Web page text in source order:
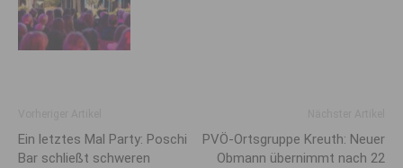
Ein letztes Mal Party: Poschi
Bar schließt schweren
PVÖ-Ortsgruppe Kreuth: Neuer
Obmann übernimmt nach 22